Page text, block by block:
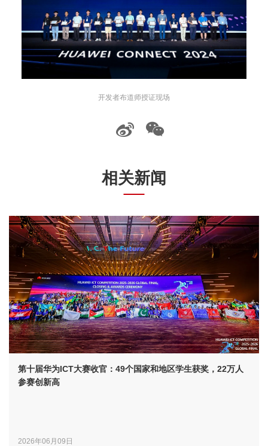
开发者布道师授证现场
相关新闻
第十届华为ICT大赛收官：49个国家和地区学生获奖，22万人
参赛创新高
2026年06月09日